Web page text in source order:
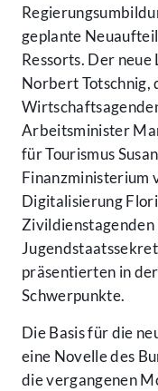
geplante
Ressorts. Der
Norbert Totschnig,
Arbeitsminister
für Tourismus
Finanzministerium
Digitalisierung
präsentierten in
Schwerpunkte.
Die Basis für die
eine Novelle des
die vergangenen